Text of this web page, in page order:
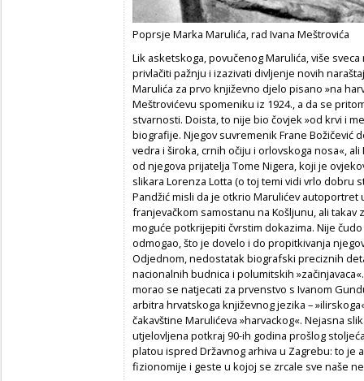
Poprsje Marka Marulića, rad Ivana Meštrovića
Lik asketskoga, povučenog Marulića, više
privlačiti pažnju i izazivati divljenje novih
Marulića za prvo književno djelo pisano »na
Meštrovićevu spomeniku iz 1924., a da se
stvarnosti. Doista, to nije bio čovjek »od krvi i
biografije. Njegov suvremenik Frane Božičević
vedra i široka, crnih očiju i orlovskoga nosa«,
od njegova prijatelja Tome Nigera, koji je
slikara Lorenza Lotta (o toj temi vidi vrlo dobru
Pandžić misli da je otkrio Marulićev
franjevačkom samostanu na Košljunu, ali
moguće potkrijepiti čvrstim dokazima. Nije
odmogao, što je dovelo i do propitkivanja
Odjednom, nedostatak biografski preciznih
nacionalnih budnica i polumitskih
morao se natjecati za prvenstvo s Ivanom
arbitra hrvatskoga književnog jezika –
čakavštine Marulićeva »harvackog«. Nejasna
utjelovljena potkraj 90-ih godina prošlog
platou ispred Državnog arhiva u Zagrebu: to
fizionomije i geste u kojoj se zrcale sve naše